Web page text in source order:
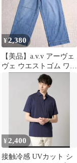
¥2,380
【美品】a.v.v アーヴェ
ヴェ ウエストゴム ワイ
ドデニムパンツ ジーン
¥ 2,400
接触冷感 UVカット シ